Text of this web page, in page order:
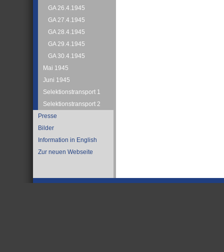
GA 26.4.1945
GA 27.4.1945
GA 28.4.1945
GA 29.4.1945
GA 30.4.1945
Mai 1945
Juni 1945
Selektionstransport 1
Selektionstransport 2
Presse
Bilder
Information in English
Zur neuen Webseite